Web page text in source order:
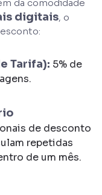
da comodidade
digitais, o
Tarifa): 5% de
de desconto
repetidas
de um mês.